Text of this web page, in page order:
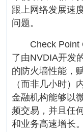
跟上网络发展速
问题。
Check Point
了由NVDIA开发
的防火墙性能，
（而非几小时）
金融机构能够以
频交易，并且任
和业务高速增长。